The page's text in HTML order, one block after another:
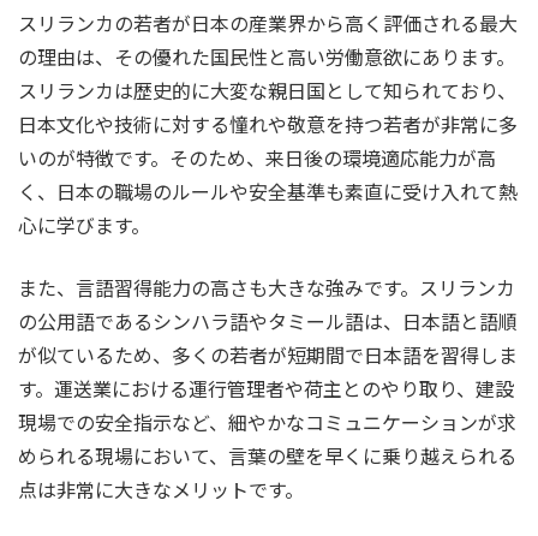
スリランカの若者が日本の産業界から高く評価される最大
の理由は、その優れた国民性と高い労働意欲にあります。
スリランカは歴史的に大変な親日国として知られており、
日本文化や技術に対する憧れや敬意を持つ若者が非常に多
いのが特徴です。そのため、来日後の環境適応能力が高
く、日本の職場のルールや安全基準も素直に受け入れて熱
心に学びます。
また、言語習得能力の高さも大きな強みです。スリランカ
の公用語であるシンハラ語やタミール語は、日本語と語順
が似ているため、多くの若者が短期間で日本語を習得しま
す。運送業における運行管理者や荷主とのやり取り、建設
現場での安全指示など、細やかなコミュニケーションが求
められる現場において、言葉の壁を早くに乗り越えられる
点は非常に大きなメリットです。